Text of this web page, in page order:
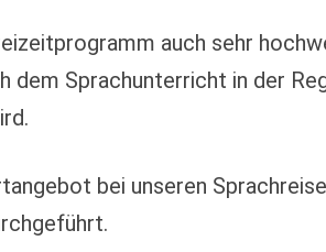
auch sehr
dem Sprachunterricht in der
bei unseren